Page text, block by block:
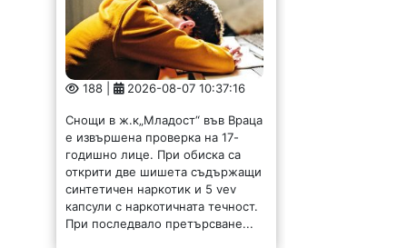
188 | 2026-08-07 10:37:16
Снощи в ж.к„Младост“ във Враца
е извършена проверка на 17-
годишно лице. При обиска са
открити две шишета съдържащи
синтетичен наркотик и 5 vev
капсули с наркотичната течност.
При последвало претърсване...